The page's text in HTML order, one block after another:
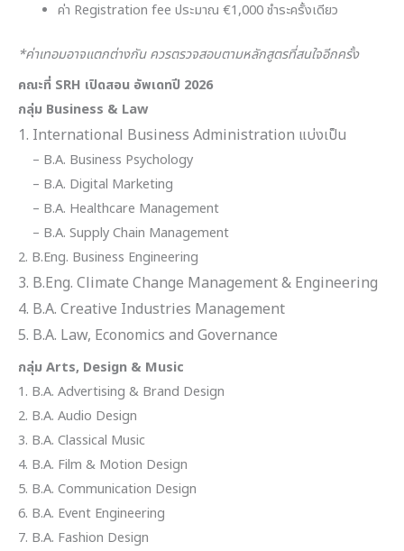
ค่า Registration fee ประมาณ €1,000 ชำระครั้งเดียว
*ค่าเทอมอาจแตกต่างกัน ควรตรวจสอบตามหลักสูตรที่สนใจอีกครั้ง
คณะที่ SRH เปิดสอน อัพเดทปี 2026
กลุ่ม Business & Law
1. International Business Administration แบ่งเป็น
– B.A. Business Psychology
– B.A. Digital Marketing
– B.A. Healthcare Management
– B.A. Supply Chain Management
2. B.Eng. Business Engineering
3. B.Eng. Climate Change Management & Engineering
4. B.A. Creative Industries Management
5. B.A. Law, Economics and Governance
กลุ่ม Arts, Design & Music
1. B.A. Advertising & Brand Design
2. B.A. Audio Design
3. B.A. Classical Music
4. B.A. Film & Motion Design
5. B.A. Communication Design
6. B.A. Event Engineering
7. B.A. Fashion Design